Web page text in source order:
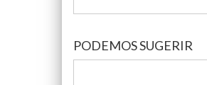
PODEMOS SUGERIR